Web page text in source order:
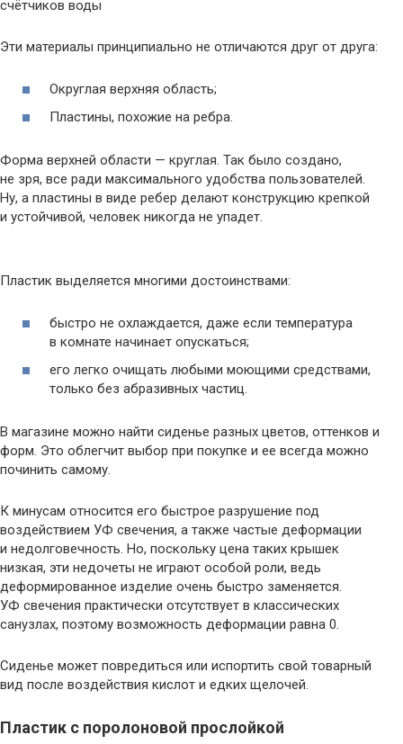
счётчиков воды
Эти материалы принципиально не отличаются друг от друга:
Округлая верхняя область;
Пластины, похожие на ребра.
Форма верхней области — круглая. Так было создано,
не зря, все ради максимального удобства пользователей.
Ну, а пластины в виде ребер делают конструкцию крепкой
и устойчивой, человек никогда не упадет.
Пластик выделяется многими достоинствами:
быстро не охлаждается, даже если температура
в комнате начинает опускаться;
его легко очищать любыми моющими средствами,
только без абразивных частиц.
В магазине можно найти сиденье разных цветов, оттенков и
форм. Это облегчит выбор при покупке и ее всегда можно
починить самому.
К минусам относится его быстрое разрушение под
воздействием УФ свечения, а также частые деформации
и недолговечность. Но, поскольку цена таких крышек
низкая, эти недочеты не играют особой роли, ведь
деформированное изделие очень быстро заменяется.
УФ свечения практически отсутствует в классических
санузлах, поэтому возможность деформации равна 0.
Сиденье может повредиться или испортить свой товарный
вид после воздействия кислот и едких щелочей.
Пластик с поролоновой прослойкой